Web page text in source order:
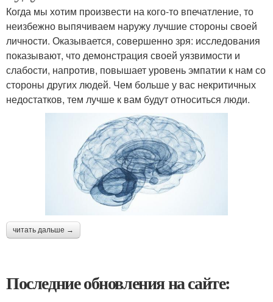
Когда мы хотим произвести на кого-то впечатление, то
неизбежно выпячиваем наружу лучшие стороны своей
личности. Оказывается, совершенно зря: исследования
показывают, что демонстрация своей уязвимости и
слабости, напротив, повышает уровень эмпатии к нам со
стороны других людей. Чем больше у вас некритичных
недостатков, тем лучше к вам будут относиться люди.
читать дальше →
Последние обновления на сайте: